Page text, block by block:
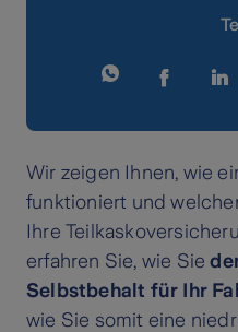
Wir zeigen Ihnen, wie
funktioniert und
Ihre
erfahren Sie, wie Sie
Selbstbehalt für Ihr
wie Sie somit eine